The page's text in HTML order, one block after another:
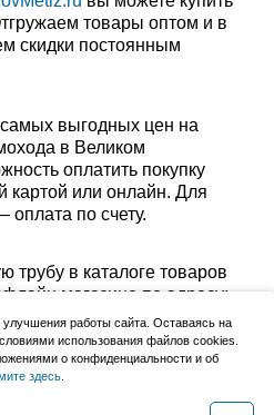
товары оптом и в
скидки постоянным
выгодных цен на
в Великом
оплатить покупку
картой или онлайн. Для
оплата по счету.
в каталоге товаров
магазине по адресу:
шоссе, 8а (по
субботу с 9:00 до 13:00).
в пункте выдачи или
работы сайта. Оставаясь на
использования файлов cookies.
о конфиденциальности и об
здесь